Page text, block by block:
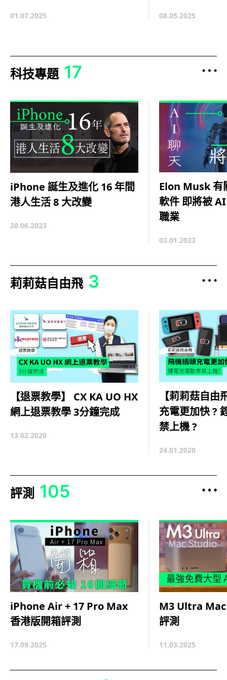
01.07.2025 08.05.2025
科技專題 17
iPhone 誕生及進化 16 年間
港人生活 8 大改變
28.06.2023
Elon Musk 有
軟件 即將被
職業
03.01.2023
莉莉菇自由飛 3
【退票教學】 CX KA UO HX
網上退票教學 3分鐘完成
13.02.2020
【莉莉菇自由
充電更加快 ?
禁上機 ?
24.01.2020
評測 105
iPhone Air + 17 Pro Max
香港版開箱評測
17.09.2025
M3 Ultra
評測
11.03.2025